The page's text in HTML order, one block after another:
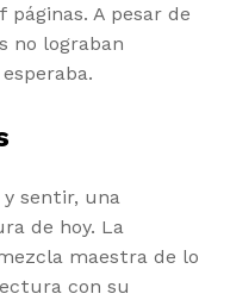
A pesar de
no lograban
sentir, una
de hoy. La
maestra de lo
con su